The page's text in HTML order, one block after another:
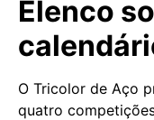
Elenco
O Tricolor de Aço
quatro